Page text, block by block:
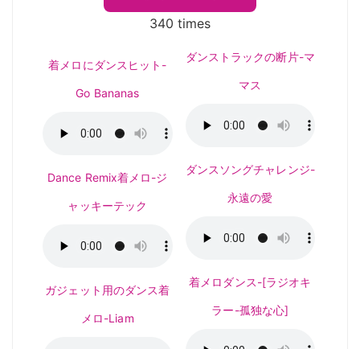
340 times
着メロにダンスヒット-
Go Bananas
Dance Remix着メロ-ジ
ャッキーテック
ガジェット用のダンス着
メロ-Liam
ダンストラックの断片-マ
マス
ダンスソングチャレンジ-
永遠の愛
着メロダンス-[ラジオキ
ラー-孤独な心]